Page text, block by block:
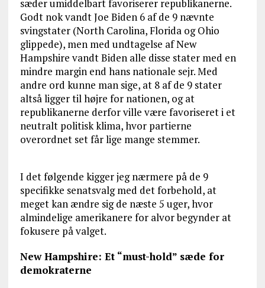
sæder umiddelbart favoriserer republikanerne.
Godt nok vandt Joe Biden 6 af de 9 nævnte
svingstater (North Carolina, Florida og Ohio
glippede), men med undtagelse af New
Hampshire vandt Biden alle disse stater med en
mindre margin end hans nationale sejr. Med
andre ord kunne man sige, at 8 af de 9 stater
altså ligger til højre for nationen, og at
republikanerne derfor ville være favoriseret i et
neutralt politisk klima, hvor partierne
overordnet set får lige mange stemmer.
I det følgende kigger jeg nærmere på de 9
specifikke senatsvalg med det forbehold, at
meget kan ændre sig de næste 5 uger, hvor
almindelige amerikanere for alvor begynder at
fokusere på valget.
New Hampshire: Et “must-hold” sæde for
demokraterne